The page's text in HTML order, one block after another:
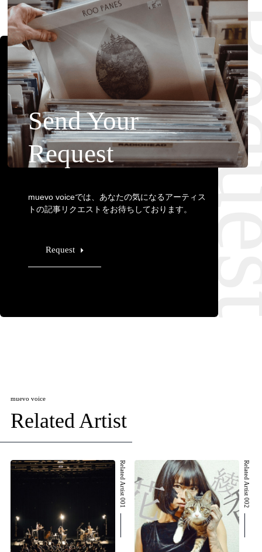
Send Your
Request
muevo voiceでは、あなたの気になるアーティス
トの記事リクエストをお待ちしております。
Request
muevo voice
Related Artist
Related Artist 001 Related Artist 002